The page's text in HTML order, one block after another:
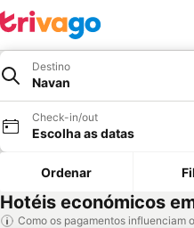
Destino
Navan
Check-in/out
Escolha as datas
Ordenar
Hotéis económicos
Como os pagamentos influenciam